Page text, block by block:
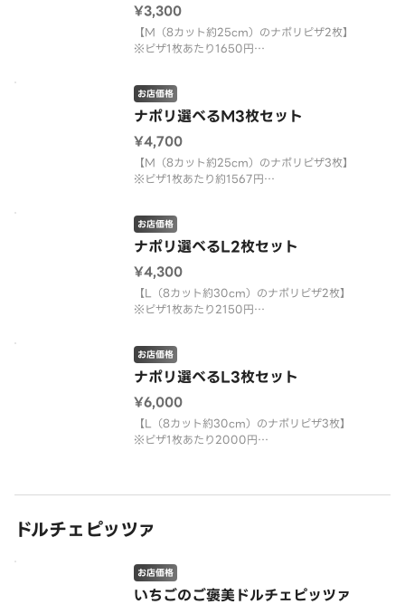
■贅沢フォルマッジ
カマンベール・ゴルゴンゾーラ・モッツァレラ・ゴ
¥3,300
【M（8カット約25cm）のナポリピザ2枚】
※ピザ1枚あたり1650円
※アレルギー等で、ピザから抜きたいトッピングが
ある場合は備考欄にご記入ください。
■贅沢フォルマッジ
カマンベール・ゴルゴンゾーラ・モッツァレラ・ゴ
ーダ
ナポリ選べるM3枚セット
お店価格
¥4,700
【M（8カット約25cm）のナポリピザ3枚】
※ピザ1枚あたり約1567円
※アレルギー等で、ピザから抜きたいトッピングが
ある場合は備考欄にご記入ください。
■贅沢フォルマッジ
カマンベール・ゴルゴンゾーラ・モッツァレラ・ゴ
ー
ナポリ選べるL2枚セット
お店価格
¥4,300
【L（8カット約30cm）のナポリピザ2枚】
※ピザ1枚あたり2150円
※アレルギー等で、ピザから抜きたいトッピングが
ある場合は備考欄にご記入ください。
■贅沢フォルマッジ
カマンベール・ゴルゴンゾーラ・モッツァレラ・ゴ
ーダ
ナポリ選べるL3枚セット
お店価格
¥6,000
【L（8カット約30cm）のナポリピザ3枚】
※ピザ1枚あたり2000円
対象商品
■贅沢フォルマッジ
ーダ
ドルチェピッツァ
いちごのご褒美ドルチェピッツァ
お店価格